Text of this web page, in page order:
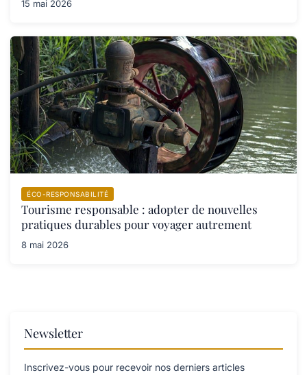
15 mai 2026
ÉCO-RESPONSABILITÉ
Tourisme responsable : adopter de nouvelles
pratiques durables pour voyager autrement
8 mai 2026
Newsletter
Inscrivez-vous pour recevoir nos derniers articles